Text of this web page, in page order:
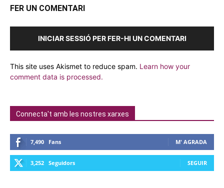
FER UN COMENTARI
INICIAR SESSIÓ PER FER-HI UN COMENTARI
This site uses Akismet to reduce spam. Learn how your
comment data is processed.
Connecta't amb les nostres xarxes
7,490 Fans M' AGRADA
3,252 Seguidors SEGUIR